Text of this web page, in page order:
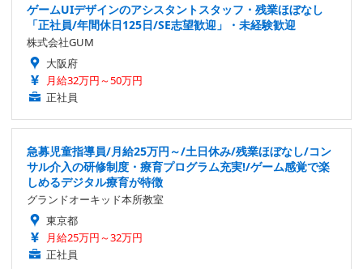
ゲームUIデザインのアシスタントスタッフ・残業ほぼなし
「正社員/年間休日125日/SE志望歓迎」・未経験歓迎
株式会社GUM
大阪府
月給32万円～50万円
正社員
急募児童指導員/月給25万円～/土日休み/残業ほぼなし/コン
サル介入の研修制度・療育プログラム充実!/ゲーム感覚で楽
しめるデジタル療育が特徴
グランドオーキッド本所教室
東京都
月給25万円～32万円
正社員